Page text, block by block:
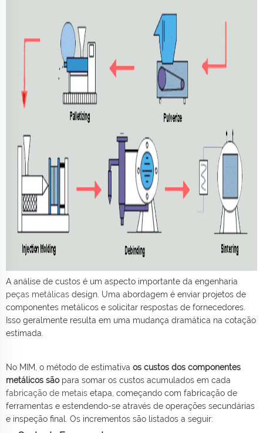
A análise de custos é um aspecto importante da engenharia
peças metálicas design. Uma abordagem é enviar projetos de
componentes metálicos e solicitar respostas de fornecedores.
Isso geralmente resulta em uma mudança dramática na cotação
estimada.
No MIM, o método de estimativa os custos dos componentes
metálicos são para somar os custos acumulados em cada
fabricação de metais etapa, começando com fabricação de
ferramentas e estendendo-se através de operações secundárias
e inspeção final. Os incrementos são listados a seguir: